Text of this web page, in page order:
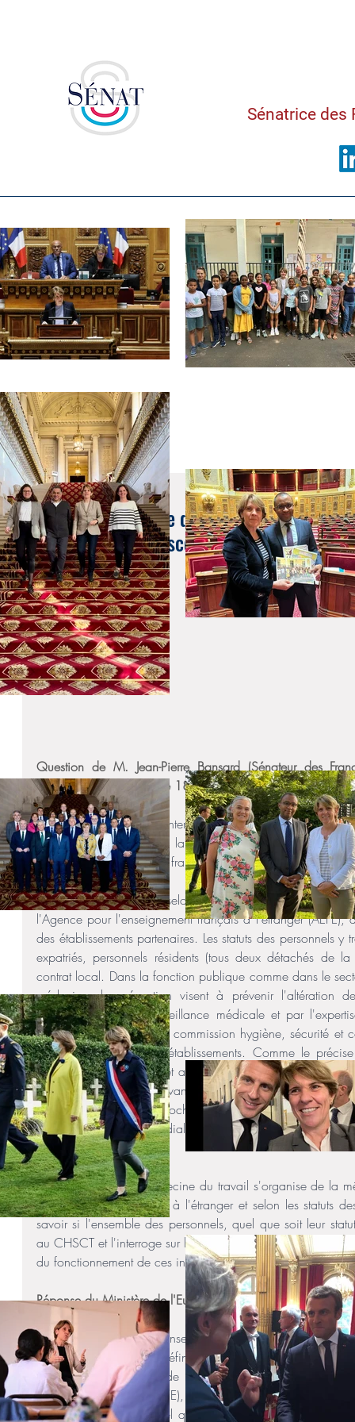
Sénatrice des
Instances en charge de la médecine et
les établissements scolaires
18 nov. 2021
Question de M. Jean-Pierre Bansard (Sénateur des
Républicains-R) publiée le 18/11/2021 :
M. Jean-Pierre Bansard interroge M. le ministre de
instances en charge de la médecine et des conditions
scolaires d'enseignement français à l'étranger.
Ces derniers sont gérés selon trois statuts différents : des
l'Agence pour l'enseignement français à l'étranger (AEFE),
des établissements partenaires. Les statuts des personnels y
expatriés, personnels résidents (tous deux détachés de
contrat local. Dans la fonction publique comme dans le
médecine de prévention visent à prévenir l'altération
l'organisation d'une surveillance médicale et par
sécurité. Par ailleurs, une commission hygiène, sécurité et
instaurée dans tous les établissements. Comme le
relative à l'organisation et au fonctionnement des instances
français à l'étranger relevant de l'AEFE, dans les pays
ayant des prérogatives proches, « un équilibre entre le
être recherché dans le dialogue et la concertation, afin
jumelée ».
Il lui demande si la médecine du travail s'organise de la
d'établissements français à l'étranger et selon les statuts
savoir si l'ensemble des personnels, quel que soit leur
au CHSCT et l'interroge sur la désignation de ces derniers.
du fonctionnement de ces instances existent, en particulier
Réponse du Ministère de l'Europe et des affaires
Au sein du réseau de l'enseignement français à l'étranger
oeuvre les dispositions définies par les autorités locales
n'existe pas de service de médecine de prévention
français à l'étranger (AEFE), opérateur compétent pour les
français à l'étranger, quel que soit leur statut. Cependant,